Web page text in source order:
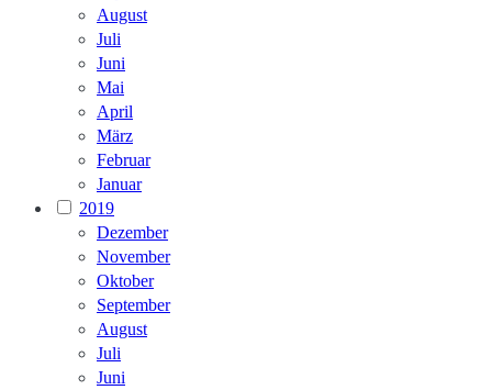
August
Juli
Juni
Mai
April
März
Februar
Januar
2019
Dezember
November
Oktober
September
August
Juli
Juni